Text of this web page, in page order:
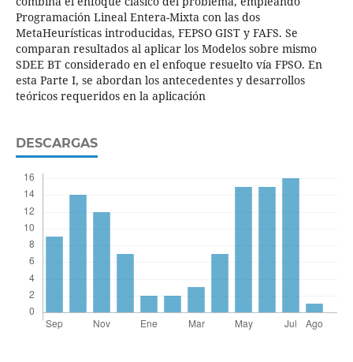
Programación Lineal Entera-Mixta con las dos
MetaHeurísticas introducidas, FEPSO GIST y FAFS. Se
comparan resultados al aplicar los Modelos sobre mismo
SDEE BT considerado en el enfoque resuelto vía FPSO. En
esta Parte I, se abordan los antecedentes y desarrollos
teóricos requeridos en la aplicación
DESCARGAS